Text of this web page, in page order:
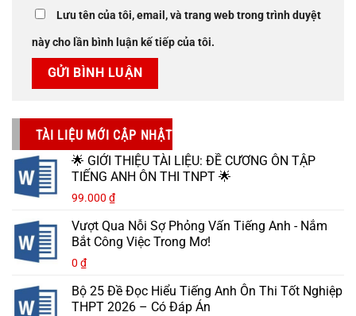
Lưu tên của tôi, email, và trang web trong trình duyệt
này cho lần bình luận kế tiếp của tôi.
TÀI LIỆU MỚI CẬP NHẬT
🌟 GIỚI THIỆU TÀI LIỆU: ĐỀ CƯƠNG ÔN TẬP
TIẾNG ANH ÔN THI TNPT 🌟
99.000 ₫
Vượt Qua Nỗi Sợ Phỏng Vấn Tiếng Anh - Nắm
Bắt Công Việc Trong Mơ!
0 ₫
Bộ 25 Đề Đọc Hiểu Tiếng Anh Ôn Thi Tốt Nghiệp
THPT 2026 – Có Đáp Án